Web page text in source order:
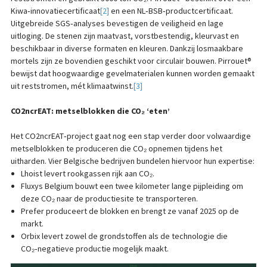
Kiwa‑innovatiecertificaat[2] en een NL‑BSB‑productcertificaat.
Uitgebreide SGS‑analyses bevestigen de veiligheid en lage
uitloging. De stenen zijn maatvast, vorstbestendig, kleurvast en
beschikbaar in diverse formaten en kleuren. Dankzij losmaakbare
mortels zijn ze bovendien geschikt voor circulair bouwen. Pirrouet®
bewijst dat hoogwaardige gevelmaterialen kunnen worden gemaakt
uit reststromen, mét klimaatwinst.[3]
CO2ncrEAT: metselblokken die CO₂ ‘eten’
Het CO2ncrEAT‑project gaat nog een stap verder door volwaardige
metselblokken te produceren die CO₂ opnemen tijdens het
uitharden. Vier Belgische bedrijven bundelen hiervoor hun expertise:
Lhoist levert rookgassen rijk aan CO₂.
Fluxys Belgium bouwt een twee kilometer lange pijpleiding om
deze CO₂ naar de productiesite te transporteren.
Prefer produceert de blokken en brengt ze vanaf 2025 op de
markt.
Orbix levert zowel de grondstoffen als de technologie die
CO₂‑negatieve productie mogelijk maakt.